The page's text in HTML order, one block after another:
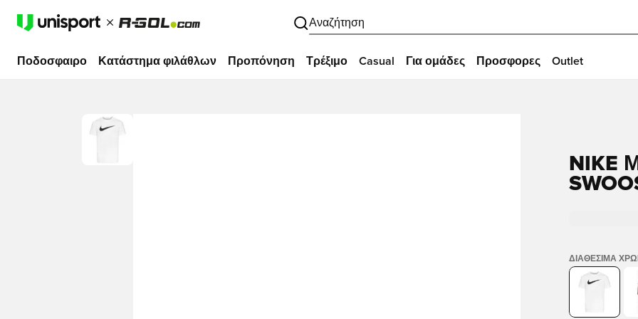
Αναζήτηση
Ποδοσφαιρο Κατάστημα φιλάθλων Προπόνηση Τρέξιμο Casual Για ομάδες Προσφορες Outlet
NIKE
ΔΙΑΘΈΣΙΜΑ